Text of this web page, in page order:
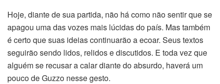
Hoje, diante de sua partida, não há como não sentir que se
apagou uma das vozes mais lúcidas do país. Mas também
é certo que suas ideias continuarão a ecoar. Seus textos
seguirão sendo lidos, relidos e discutidos. E toda vez que
alguém se recusar a calar diante do absurdo, haverá um
pouco de Guzzo nesse gesto.